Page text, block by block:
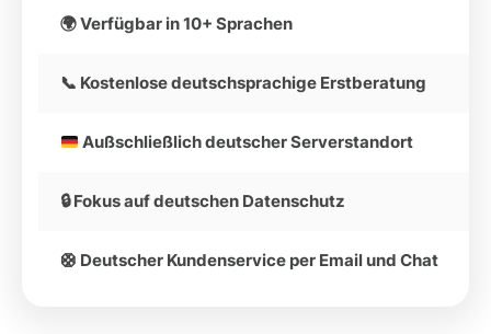
🌍 Verfügbar in 10+ Sprachen
📞 Kostenlose deutschsprachige Erstberatung
Außschließlich deutscher Serverstandort
🔒 Fokus auf deutschen Datenschutz
🛟 Deutscher Kundenservice per Email und Chat